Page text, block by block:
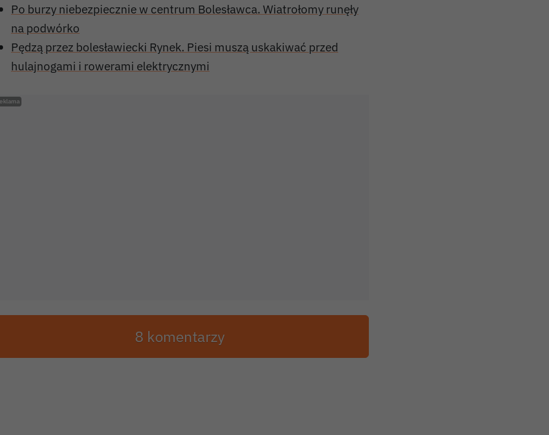
Po burzy niebezpiecznie w centrum Bolesławca. Wiatrołomy runęły
na podwórko
Pędzą przez bolesławiecki Rynek. Piesi muszą uskakiwać przed
hulajnogami i rowerami elektrycznymi
8 komentarzy